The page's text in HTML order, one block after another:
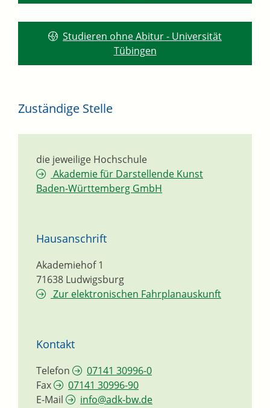
Studieren ohne Abitur - Universität
Tübingen
Zuständige Stelle
die jeweilige Hochschule
Akademie für Darstellende Kunst
Baden-Württemberg GmbH
Hausanschrift
Akademiehof 1
71638 Ludwigsburg
Zur elektronischen Fahrplanauskunft
Kontakt
Telefon
07141 30996-0
Fax
07141 30996-90
E-Mail
info@adk-bw.de